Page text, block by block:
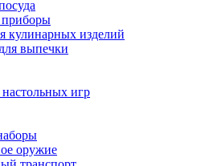
кулинарных изделий
выпечки
игр
оружие